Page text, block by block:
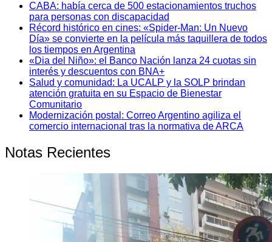
CABA: había cerca de 500 estacionamientos truchos
para personas con discapacidad
Récord histórico en cines: «Spider-Man: Un Nuevo
Día» se convierte en la película más taquillera de todos
los tiempos en Argentina
«Dia del Niño»: el Banco Nación lanza 24 cuotas sin
interés y descuentos con BNA+
Salud y comunidad: La UCALP y la SOLP brindan
atención gratuita en su Espacio de Bienestar
Comunitario
Modernización postal: Correo Argentino agiliza el
comercio internacional tras la normativa de ARCA
Notas Recientes